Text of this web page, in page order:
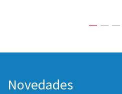
Novedades